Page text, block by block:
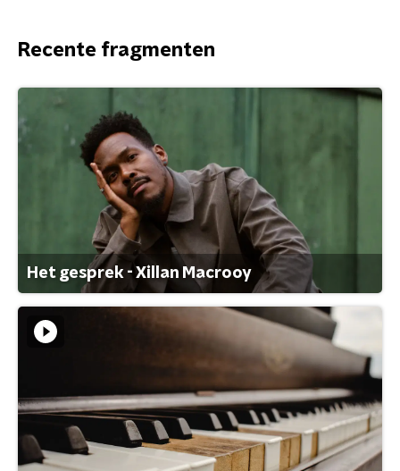
Recente fragmenten
Het gesprek - Xillan Macrooy